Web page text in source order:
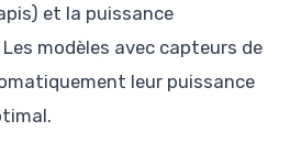
et la puissance
modèles avec capteurs de
leur puissance